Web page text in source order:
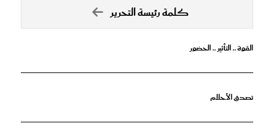
كلمة رئيسة التحرير
القوة .. التأثير .. الحضور
تصدق الأحلام